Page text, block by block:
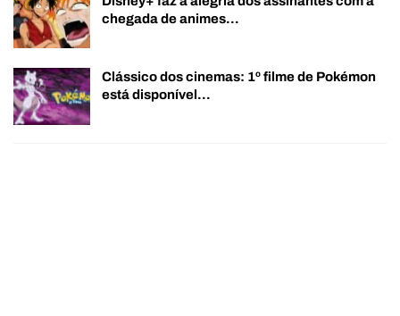
chegada de animes…
Clássico dos cinemas: 1º filme de Pokémon
está disponível…